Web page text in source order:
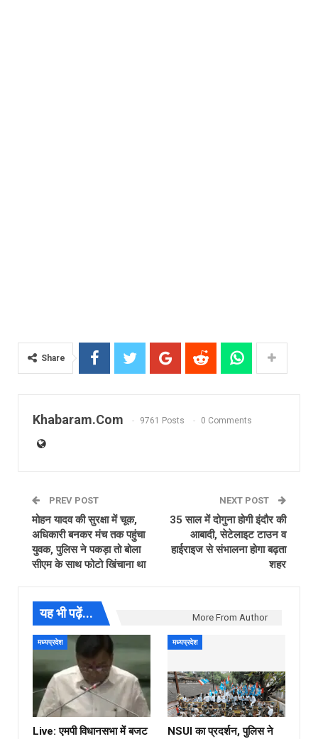
Share
Khabaram.Com 9761 Posts 0 Comments
PREV POST
मोहन यादव की सुरक्षा में चूक,
अधिकारी बनकर मंच तक पहुंचा
युवक, पुलिस ने पकड़ा तो बोला
सीएम के साथ फोटो खिंचाना था
NEXT POST
35 साल में दोगुना होगी इंदौर की
आबादी, सेटेलाइट टाउन व
हाईराइज से संभालना होगा बढ़ता
शहर
यह भी पढ़ें... More From Author
मध्यप्रदेश
Live: एमपी विधानसभा में बजट
मध्यप्रदेश
NSUI का प्रदर्शन, पुलिस ने